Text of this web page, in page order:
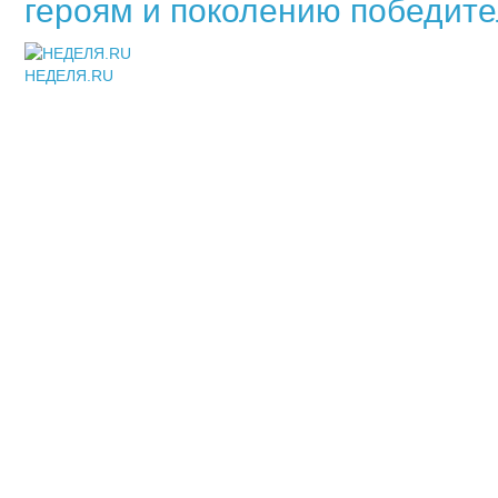
героям и поколению
НЕДЕЛЯ.RU